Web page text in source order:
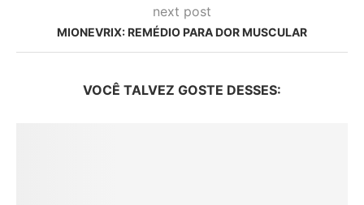
next post
MIONEVRIX: REMÉDIO PARA DOR MUSCULAR
VOCÊ TALVEZ GOSTE DESSES: